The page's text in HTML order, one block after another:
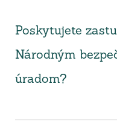
Poskytujete
Národným
úradom?